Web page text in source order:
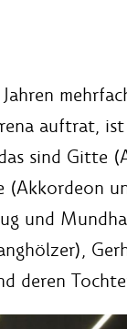
auftrat,
sind Gitte
(Akkordeon
und
deren